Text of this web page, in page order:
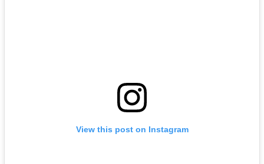
View this post on Instagram